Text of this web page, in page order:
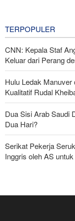
TERPOPULER
CNN: Kepala Staf
Keluar dari Perang
Hulu Ledak
Kualitatif Rudal
Dua Sisi Arab Saudi
Dua Hari?
Serikat Pekerja
Inggris oleh AS